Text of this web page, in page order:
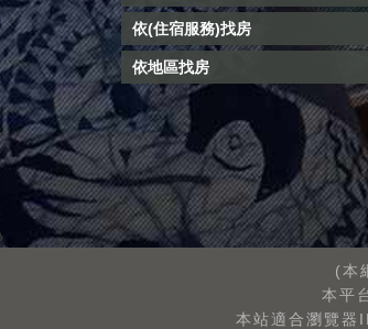
依(住宿服務)找房
依地區找房
(本
本平
本站適合瀏覽